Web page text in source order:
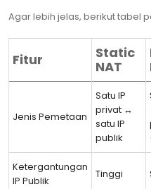
Agar lebih jelas, berikut tabel
Fitur
Static
NAT
Jenis Pemetaan
Satu IP
privat ↔
satu IP
publik
Ketergantungan
IP Publik
Tinggi